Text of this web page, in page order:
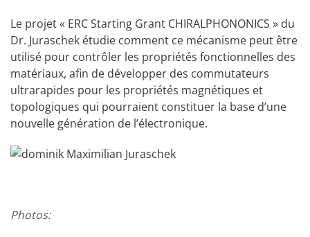
Le projet « ERC Starting Grant CHIRALPHONONICS » du
Dr. Juraschek étudie comment ce mécanisme peut être
utilisé pour contrôler les propriétés fonctionnelles des
matériaux, afin de développer des commutateurs
ultrarapides pour les propriétés magnétiques et
topologiques qui pourraient constituer la base d’une
nouvelle génération de l’électronique.
Photos: